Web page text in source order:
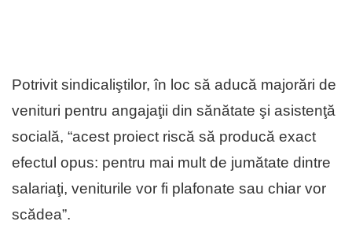
Potrivit sindicaliştilor, în loc să aducă majorări de
venituri pentru angajaţii din sănătate şi asistenţă
socială, “acest proiect riscă să producă exact
efectul opus: pentru mai mult de jumătate dintre
salariaţi, veniturile vor fi plafonate sau chiar vor
scădea”.